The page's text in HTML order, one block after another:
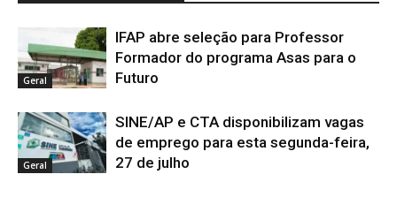
Geral
IFAP abre seleção para Professor
Formador do programa Asas para o
Futuro
Geral
SINE/AP e CTA disponibilizam vagas
de emprego para esta segunda-feira,
27 de julho